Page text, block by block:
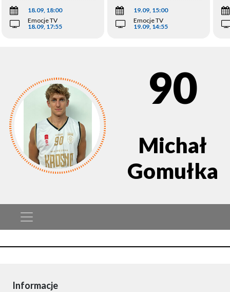
18.09, 18:00
Emocje TV
18.09, 17:55
19.09, 15:00
Emocje TV
19.09, 14:55
90
Michał
Gomułka
Informacje